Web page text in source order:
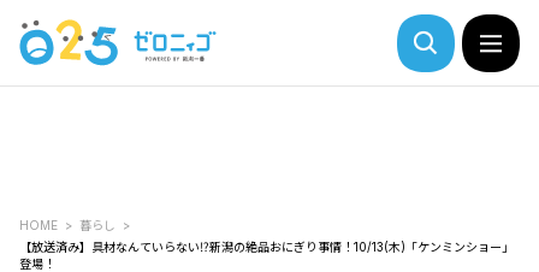
HOME
暮らし
【放送済み】具材なんていらない⁉新潟の絶品おにぎり事情！10/13(木)「ケンミンショー」
登場！